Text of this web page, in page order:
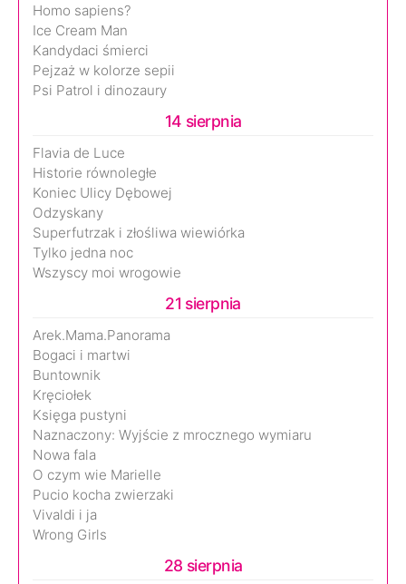
Homo sapiens?
Ice Cream Man
Kandydaci śmierci
Pejzaż w kolorze sepii
Psi Patrol i dinozaury
14 sierpnia
Flavia de Luce
Historie równoległe
Koniec Ulicy Dębowej
Odzyskany
Superfutrzak i złośliwa wiewiórka
Tylko jedna noc
Wszyscy moi wrogowie
21 sierpnia
Arek.Mama.Panorama
Bogaci i martwi
Buntownik
Kręciołek
Księga pustyni
Naznaczony: Wyjście z mrocznego wymiaru
Nowa fala
O czym wie Marielle
Pucio kocha zwierzaki
Vivaldi i ja
Wrong Girls
28 sierpnia